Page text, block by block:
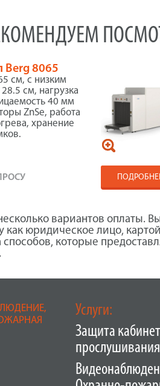
Berg 8065
см, с низким
см, нагрузка
40 мм
ZnSe, работа
хранение
вариантов оплаты.
как юридическое лицо,
которые
Услуги:
Защита
прослушивания